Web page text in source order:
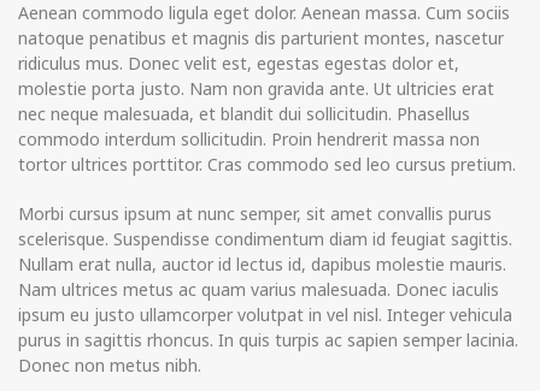
Aenean commodo ligula eget dolor. Aenean massa. Cum sociis
natoque penatibus et magnis dis parturient montes, nascetur
ridiculus mus. Donec velit est, egestas egestas dolor et,
molestie porta justo. Nam non gravida ante. Ut ultricies erat
nec neque malesuada, et blandit dui sollicitudin. Phasellus
commodo interdum sollicitudin. Proin hendrerit massa non
tortor ultrices porttitor. Cras commodo sed leo cursus pretium.
Morbi cursus ipsum at nunc semper, sit amet convallis purus
scelerisque. Suspendisse condimentum diam id feugiat sagittis.
Nullam erat nulla, auctor id lectus id, dapibus molestie mauris.
Nam ultrices metus ac quam varius malesuada. Donec iaculis
ipsum eu justo ullamcorper volutpat in vel nisl. Integer vehicula
purus in sagittis rhoncus. In quis turpis ac sapien semper lacinia.
Donec non metus nibh.